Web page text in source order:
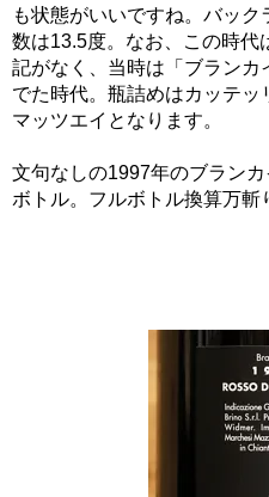
も状態がいいですね。バッ
数は13.5度。なお、この時代
記がなく、当時は「ブラン
でた時代。瓶詰めはカッテ
マッツエイとなります。
文句なしの1997年のブラン
ボトル。フルボトル換算万斬